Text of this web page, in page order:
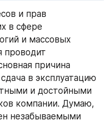
и прав
в сфере
и массовых
проводит
причина
в эксплуатацию
и достойными
компании. Думаю,
незабываемыми